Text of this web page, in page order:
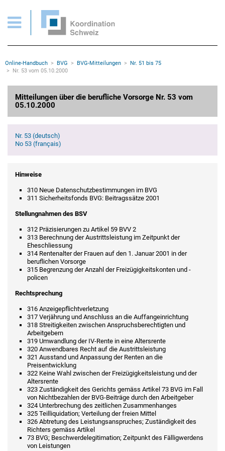
Wichtige Seiten
Home
Inhalt
Sitemap
Rootline Navigation
Online-Handbuch BVG BVG-Mitteilungen
Nr. 51 bis 75
Nr. 53 vom 05.10.2000
Mitteilungen über die berufliche Vorsorge Nr. 53 vom
05.10.2000
Nr. 53 (deutsch)
No 53 (français)
Hinweise
310 Neue Datenschutzbestimmungen im BVG
311 Sicherheitsfonds BVG: Beitragssätze 2001
Stellungnahmen des BSV
312 Präzisierungen zu Artikel 59 BVV 2
313 Berechnung der Austrittsleistung im Zeitpunkt der
Eheschliessung
314 Rentenalter der Frauen auf den 1. Januar 2001 in der
beruflichen Vorsorge
315 Begrenzung der Anzahl der Freizügigkeitskonten und -
policen
Rechtsprechung
316 Anzeigepflichtverletzung
317 Verjährung und Anschluss an die Auffangeinrichtung
318 Streitigkeiten zwischen Anspruchsberechtigten und
Arbeitgebern
319 Umwandlung der IV-Rente in eine Altersrente
320 Anwendbares Recht auf die Austrittsleistung
321 Ausstand und Anpassung der Renten an die
Preisentwicklung
322 Keine Wahl zwischen der Freizügigkeitsleistung und der
Altersrente
323 Zuständigkeit des Gerichts gemäss Artikel 73 BVG im Fall
von Nichtbezahlen der BVG-Beiträge durch den Arbeitgeber
324 Unterbrechung des zeitlichen Zusammenhanges
325 Teilliquidation; Verteilung der freien Mittel
326 Abtretung des Leistungsanspruches; Zuständigkeit des
Richters gemäss Artikel
73 BVG; Beschwerdelegitimation; Zeitpunkt des Fälligwerdens
von Leistungen